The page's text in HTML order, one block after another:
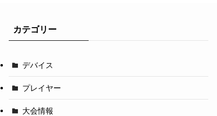
カテゴリー
デバイス
プレイヤー
大会情報